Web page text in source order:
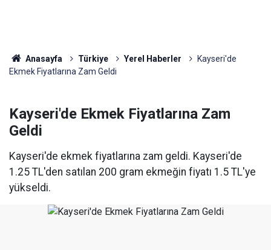
Anasayfa Türkiye Yerel Haberler
Kayseri'de
Ekmek Fiyatlarına Zam Geldi
Kayseri'de Ekmek Fiyatlarına Zam
Geldi
Kayseri'de ekmek fiyatlarına zam geldi. Kayseri'de
1.25 TL'den satılan 200 gram ekmeğin fiyatı 1.5 TL'ye
yükseldi.